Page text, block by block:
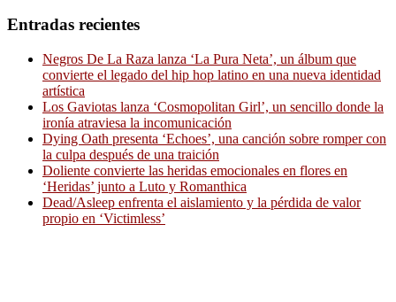
Entradas recientes
Negros De La Raza lanza ‘La Pura Neta’, un álbum que
convierte el legado del hip hop latino en una nueva identidad
artística
Los Gaviotas lanza ‘Cosmopolitan Girl’, un sencillo donde la
ironía atraviesa la incomunicación
Dying Oath presenta ‘Echoes’, una canción sobre romper con
la culpa después de una traición
Doliente convierte las heridas emocionales en flores en
‘Heridas’ junto a Luto y Romanthica
Dead/Asleep enfrenta el aislamiento y la pérdida de valor
propio en ‘Victimless’